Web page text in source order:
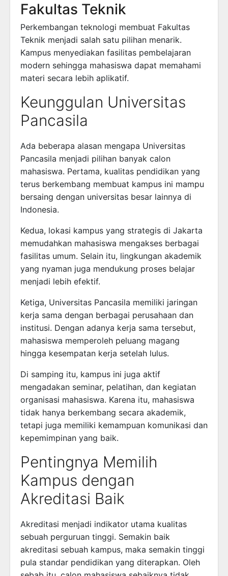
Fakultas Teknik
Perkembangan teknologi membuat Fakultas
Teknik menjadi salah satu pilihan menarik.
Kampus menyediakan fasilitas pembelajaran
modern sehingga mahasiswa dapat memahami
materi secara lebih aplikatif.
Keunggulan Universitas
Pancasila
Ada beberapa alasan mengapa Universitas
Pancasila menjadi pilihan banyak calon
mahasiswa. Pertama, kualitas pendidikan yang
terus berkembang membuat kampus ini mampu
bersaing dengan universitas besar lainnya di
Indonesia.
Kedua, lokasi kampus yang strategis di Jakarta
memudahkan mahasiswa mengakses berbagai
fasilitas umum. Selain itu, lingkungan akademik
yang nyaman juga mendukung proses belajar
menjadi lebih efektif.
Ketiga, Universitas Pancasila memiliki jaringan
kerja sama dengan berbagai perusahaan dan
institusi. Dengan adanya kerja sama tersebut,
mahasiswa memperoleh peluang magang
hingga kesempatan kerja setelah lulus.
Di samping itu, kampus ini juga aktif
mengadakan seminar, pelatihan, dan kegiatan
organisasi mahasiswa. Karena itu, mahasiswa
tidak hanya berkembang secara akademik,
tetapi juga memiliki kemampuan komunikasi dan
kepemimpinan yang baik.
Pentingnya Memilih
Kampus dengan
Akreditasi Baik
Akreditasi menjadi indikator utama kualitas
sebuah perguruan tinggi. Semakin baik
akreditasi sebuah kampus, maka semakin tinggi
pula standar pendidikan yang diterapkan. Oleh